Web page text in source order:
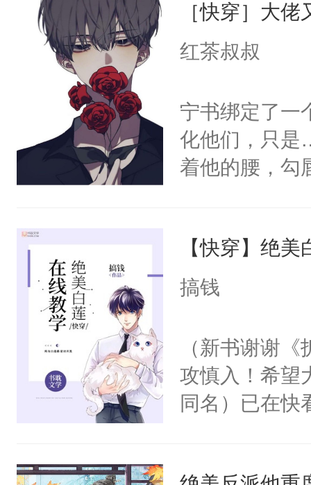
［快穿］大
红茶叔叔
宁书绑定了一
化他们，只是
着他的腰，勾
来，给老公
用力——为你
【快穿】绝
搞钱
（新书谢谢
攻慎入！希望
同名）已在快